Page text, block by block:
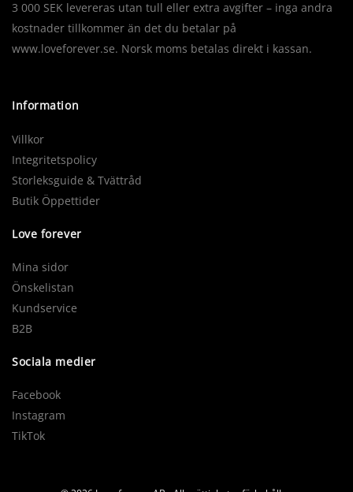
3 000 SEK levereras utan tull eller extra avgifter – inga andra
kostnader tillkommer än det du betalar på
www.loveforever.se. Norsk moms betalas direkt i kassan.
Information
Villkor
Integritetspolicy
Storleksguide & Tvättråd
Butik Öppettider
Love forever
Mina sidor
Önskelistan
Kundservice
B2B
Sociala medier
Facebook
Instagram
TikTok